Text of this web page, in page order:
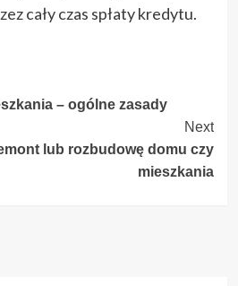
cały czas spłaty kredytu.
– ogólne zasady
Next
lub rozbudowę domu czy
mieszkania